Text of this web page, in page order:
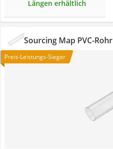
Längen erhältlich
Sourcing Map PVC-Rohr
Preis-Leistungs-Sieger